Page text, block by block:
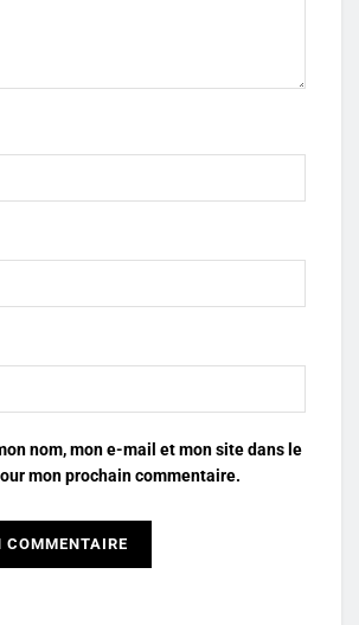
nom, mon e-mail et mon site dans le
mon prochain commentaire.